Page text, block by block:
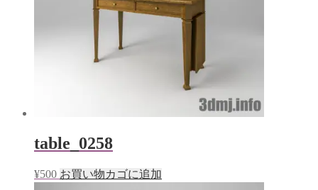
table_0258
¥500 お買い物カゴに追加